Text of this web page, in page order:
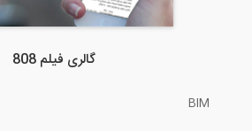
گالری فیلم 808
BIM